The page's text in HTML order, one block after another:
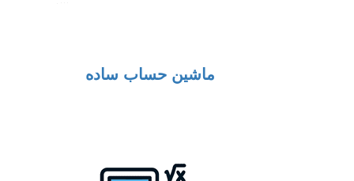
ماشین حساب ساده